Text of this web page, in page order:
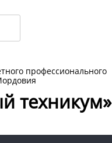
профессионального
техникум»